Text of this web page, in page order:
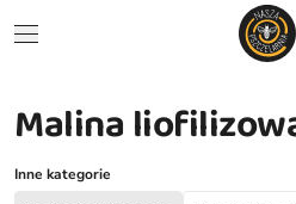
Malina
Inne kategorie